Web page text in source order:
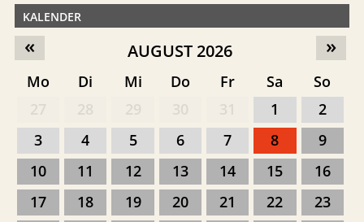
KALENDER
»
« AUGUST 2026
Mo Di Mi Do Fr Sa
So
1
2
3
4 5 6 7 8
9
10
11 12 13 14 15
16
17
18 19 20 21 22
23